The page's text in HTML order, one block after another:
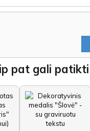
pat gali patikti